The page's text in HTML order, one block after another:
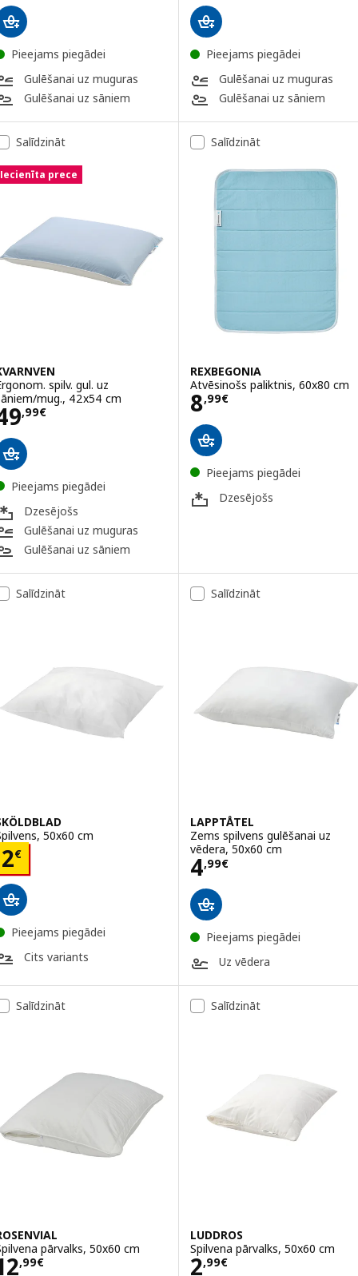
Pieejams piegādei
Gulēšanai uz muguras
Gulēšanai uz sāniem
Pieejams piegādei
Gulēšanai uz muguras
Gulēšanai uz sāniem
Salīdzināt
Iecienīta prece
spilv. gul. uz
mug., 42x54 cm
,99€49,99€
Pieejams piegādei
Dzesējošs
Gulēšanai uz muguras
Gulēšanai uz sāniem
Salīdzināt
REXBEGONIA
Atvēsinošs paliktnis, 60x80 cm
8,99€
Cena 8,99€
Pieejams piegādei
Dzesējošs
Salīdzināt
50x60 cm
2€ 2€
Pieejams piegādei
Cits variants
Salīdzināt
LAPPTÅTEL
Zems spilvens gulēšanai uz
vēdera, 50x60 cm
4,99€
Cena 4,99€
Pieejams piegādei
Uz vēdera
Salīdzināt
pārvalks, 50x60 cm
,99€ 12,99€
Salīdzināt
LUDDROS
Spilvena pārvalks, 50x60 cm
2,99€
Cena 2,99€